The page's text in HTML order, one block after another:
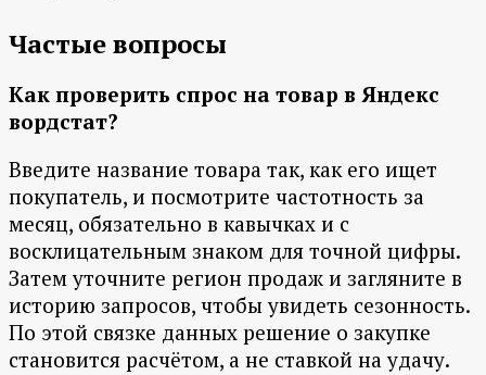
Частые вопросы
Как проверить спрос на товар в Яндекс
вордстат?
Введите название товара так, как его ищет
покупатель, и посмотрите частотность за
месяц, обязательно в кавычках и с
восклицательным знаком для точной цифры.
Затем уточните регион продаж и загляните в
историю запросов, чтобы увидеть сезонность.
По этой связке данных решение о закупке
становится расчётом, а не ставкой на удачу.